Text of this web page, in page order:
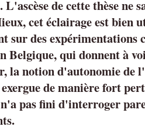
de cette thèse ne
cet éclairage est bien
sur des expérimentations
Belgique, qui donnent à
la notion d'autonomie de
de manière fort
pas fini d'interroger